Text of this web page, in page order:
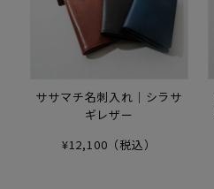
ササマチ名刺入れ｜シラサ
ギレザー
¥12,100（税込）